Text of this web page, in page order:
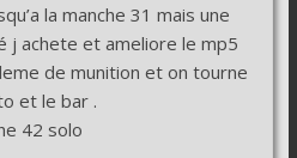
la manche 31 mais une
j achete et ameliore le mp5
de munition et on tourne
et le bar .
42 solo